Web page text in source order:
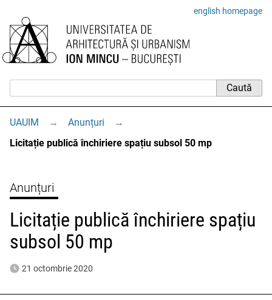
english homepage
UAUIM → Anunțuri
→
Licitație publică închiriere spațiu subsol 50 mp
Anunțuri
Licitație publică închiriere spațiu
subsol 50 mp
21 octombrie 2020